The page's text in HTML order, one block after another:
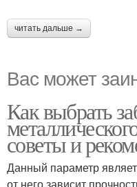
читать дальше →
Вас может
Как выбрать
советы и
Данный параметр
от него зависит